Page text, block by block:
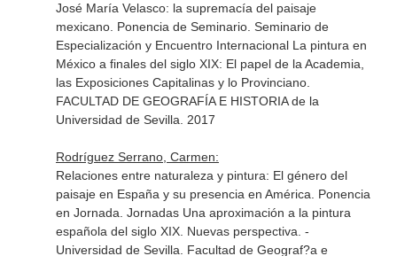
José María Velasco: la supremacía del paisaje
mexicano. Ponencia de Seminario. Seminario de
Especialización y Encuentro Internacional La pintura en
México a finales del siglo XIX: El papel de la Academia,
las Exposiciones Capitalinas y lo Provinciano.
FACULTAD DE GEOGRAFÍA E HISTORIA de la
Universidad de Sevilla. 2017
Rodríguez Serrano, Carmen:
Relaciones entre naturaleza y pintura: El género del
paisaje en España y su presencia en América. Ponencia
en Jornada. Jornadas Una aproximación a la pintura
española del siglo XIX. Nuevas perspectiva. -
Universidad de Sevilla. Facultad de Geograf?a e